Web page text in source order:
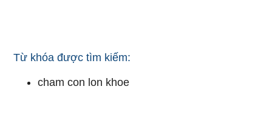
Từ khóa được tìm kiếm:
cham con lon khoe